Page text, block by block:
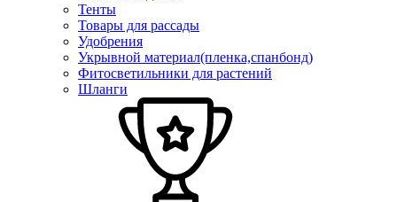
Тенты
Товары для рассады
Удобрения
Укрывной материал(пленка,спанбонд)
Фитосветильники для растений
Шланги